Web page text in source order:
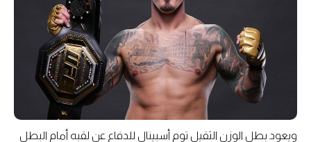
ويعود بطل الوزن الثقيل توم أسبينال للدفاع عن لقبه أمام البطل